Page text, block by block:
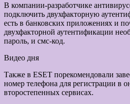
В компании-разработчике
подключить двухфакторную
есть в банковских приложениях и
двухфакторной аутентификации
пароль, и смс-код.
Видео дня
Также в ESET порекомендовали
номер телефона для регистрации в
второстепенных сервисах.